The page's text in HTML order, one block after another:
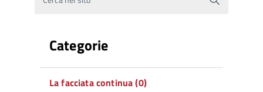
Categorie
La facciata continua (0)